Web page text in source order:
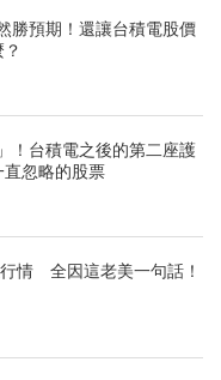
勝預期！還讓台積電股價
！台積電之後的第二座護
忽略的股票
情 全因這老美一句話！